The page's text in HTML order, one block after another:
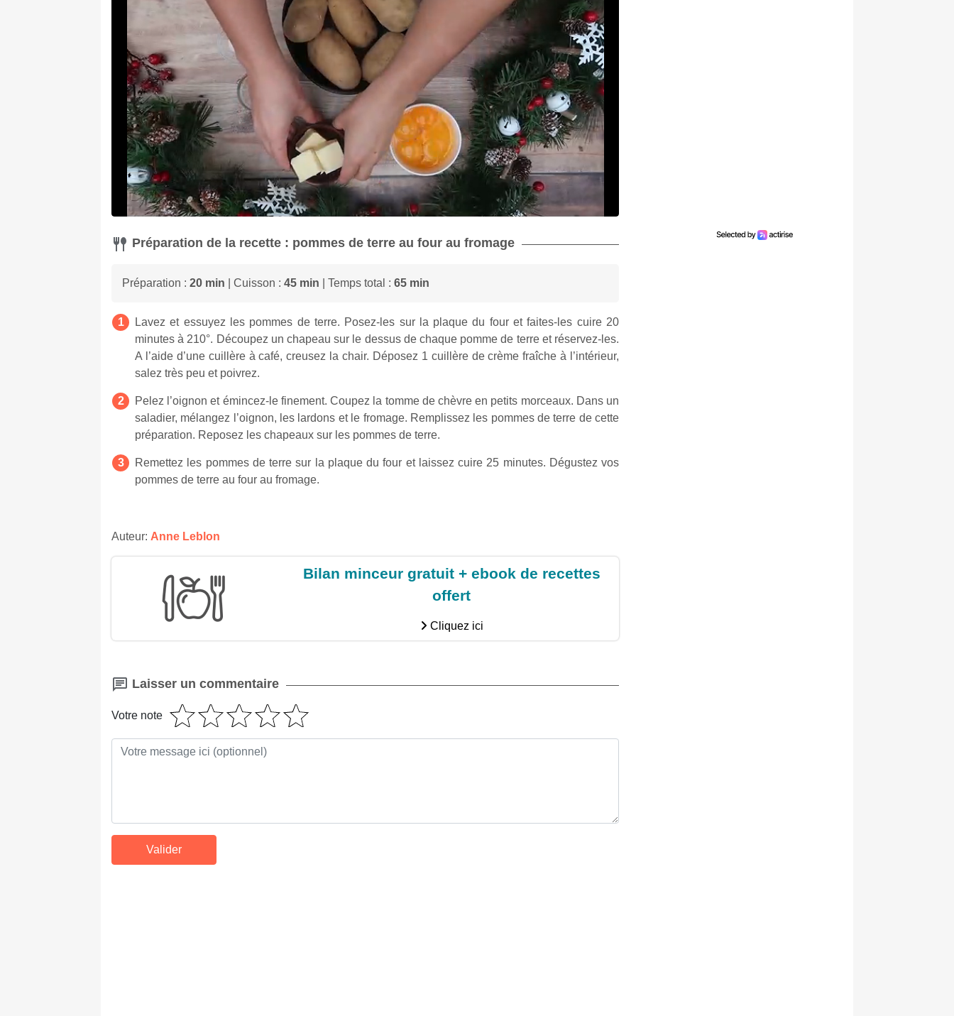
Préparation de la recette : pommes de terre au four au fromage
Préparation : 20 min | Cuisson : 45 min | Temps total : 65 min
Lavez et essuyez les pommes de terre. Posez-les sur la plaque du four et faites-les cuire 20
minutes à 210°. Découpez un chapeau sur le dessus de chaque pomme de terre et réservez-les.
A l’aide d’une cuillère à café, creusez la chair. Déposez 1 cuillère de crème fraîche à l’intérieur,
salez très peu et poivrez.
Pelez l’oignon et émincez-le finement. Coupez la tomme de chèvre en petits morceaux. Dans un
saladier, mélangez l’oignon, les lardons et le fromage. Remplissez les pommes de terre de cette
préparation. Reposez les chapeaux sur les pommes de terre.
Remettez les pommes de terre sur la plaque du four et laissez cuire 25 minutes. Dégustez vos
pommes de terre au four au fromage.
Auteur: Anne Leblon
Bilan minceur gratuit + ebook de recettes
offert
Cliquez ici
Laisser un commentaire
Votre note